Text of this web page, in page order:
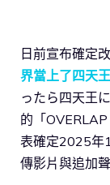
日前宣布確定
界當上了四天
ったら四天王
的「
表確定2025年
傳影片與追加